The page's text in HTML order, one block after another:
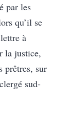
par les
qu’il se
à
la justice,
prêtres, sur
sud-